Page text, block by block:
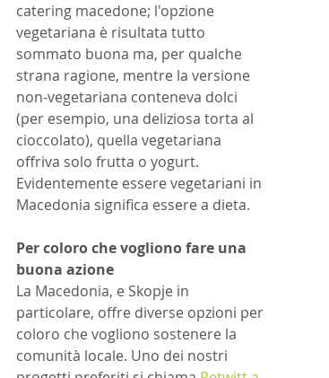
catering macedone; l'opzione
vegetariana è risultata tutto
sommato buona ma, per qualche
strana ragione, mentre la versione
non-vegetariana conteneva dolci
(per esempio, una deliziosa torta al
cioccolato), quella vegetariana
offriva solo frutta o yogurt.
Evidentemente essere vegetariani in
Macedonia significa essere a dieta.
Per coloro che vogliono fare una
buona azione
La Macedonia, e Skopje in
particolare, offre diverse opzioni per
coloro che vogliono sostenere la
comunità locale. Uno dei nostri